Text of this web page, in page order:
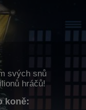
svých snů
hráčů!
koně: